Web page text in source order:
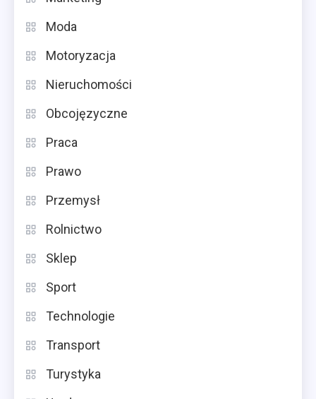
Moda
Motoryzacja
Nieruchomości
Obcojęzyczne
Praca
Prawo
Przemysł
Rolnictwo
Sklep
Sport
Technologie
Transport
Turystyka